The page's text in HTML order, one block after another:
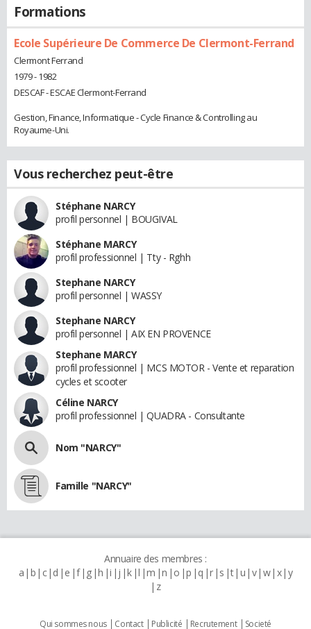
Formations
Ecole Supérieure De Commerce De Clermont-Ferrand
Clermont Ferrand
1979 - 1982
DESCAF - ESCAE Clermont-Ferrand
Gestion, Finance, Informatique - Cycle Finance & Controlling au
Royaume-Uni.
Vous recherchez peut-être
Stéphane NARCY
profil personnel | BOUGIVAL
Stéphane MARCY
profil professionnel | Tty - Rghh
Stephane NARCY
profil personnel | WASSY
Stephane NARCY
profil personnel | AIX EN PROVENCE
Stephane MARCY
profil professionnel | MCS MOTOR - Vente et reparation
cycles et scooter
Céline NARCY
profil professionnel | QUADRA - Consultante
Nom "NARCY"
Famille "NARCY"
Annuaire des membres :
a b c d e f g h i j k l m n o p q r s t u v w x y
z
Qui sommes nous Contact Publicité Recrutement Societé